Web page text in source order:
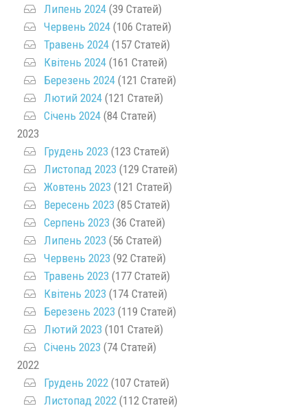
Липень 2024 (39 Статей)
Червень 2024 (106 Статей)
Травень 2024 (157 Статей)
Квітень 2024 (161 Статей)
Березень 2024 (121 Статей)
Лютий 2024 (121 Статей)
Січень 2024 (84 Статей)
2023
Грудень 2023 (123 Статей)
Листопад 2023 (129 Статей)
Жовтень 2023 (121 Статей)
Вересень 2023 (85 Статей)
Серпень 2023 (36 Статей)
Липень 2023 (56 Статей)
Червень 2023 (92 Статей)
Травень 2023 (177 Статей)
Квітень 2023 (174 Статей)
Березень 2023 (119 Статей)
Лютий 2023 (101 Статей)
Січень 2023 (74 Статей)
2022
Грудень 2022 (107 Статей)
Листопад 2022 (112 Статей)